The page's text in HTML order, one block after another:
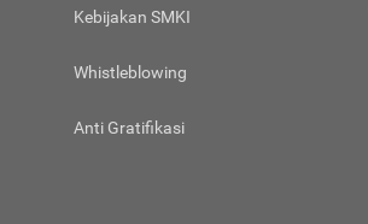
Kebijakan SMKI
Whistleblowing
Anti Gratifikasi